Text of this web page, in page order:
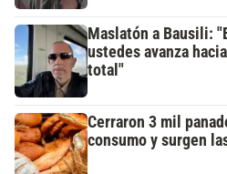
Maslatón a Bausili:
ustedes avanza
total"
Cerraron 3 mil
consumo y surgen